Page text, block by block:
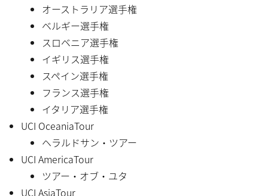
オーストラリア選手権
ベルギー選手権
スロベニア選手権
イギリス選手権
スペイン選手権
フランス選手権
イタリア選手権
UCI OceaniaTour
ヘラルドサン・ツアー
UCI AmericaTour
ツアー・オブ・ユタ
UCI AsiaTour